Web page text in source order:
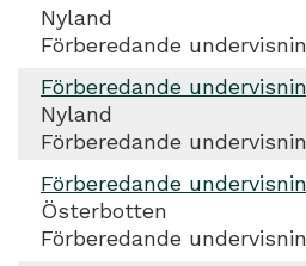
Nyland
Förberedande
Förberedande
Nyland
Förberedande
Förberedande
Österbotten
Förberedande